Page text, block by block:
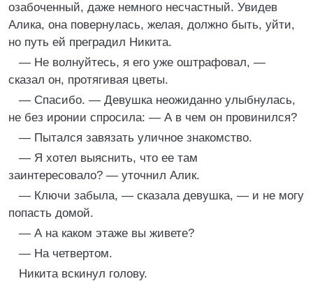
озабоченный, даже немного несчастный. Увидев
Алика, она повернулась, желая, должно быть, уйти,
но путь ей преградил Никита.
— Не волнуйтесь, я его уже оштрафовал, —
сказал он, протягивая цветы.
— Спасибо. — Девушка неожиданно улыбнулась,
не без иронии спросила: — А в чем он провинился?
— Пытался завязать уличное знакомство.
— Я хотел выяснить, что ее там
заинтересовало? — уточнил Алик.
— Ключи забыла, — сказала девушка, — и не могу
попасть домой.
— А на каком этаже вы живете?
— На четвертом.
Никита вскинул голову.